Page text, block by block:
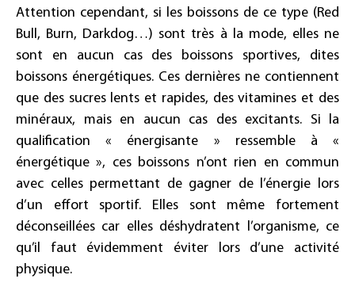
Attention cependant, si les boissons de ce type (Red
Bull, Burn, Darkdog…) sont très à la mode, elles ne
sont en aucun cas des boissons sportives, dites
boissons énergétiques. Ces dernières ne contiennent
que des sucres lents et rapides, des vitamines et des
minéraux, mais en aucun cas des excitants. Si la
qualification « énergisante » ressemble à «
énergétique », ces boissons n’ont rien en commun
avec celles permettant de gagner de l’énergie lors
d’un effort sportif. Elles sont même fortement
déconseillées car elles déshydratent l’organisme, ce
qu’il faut évidemment éviter lors d’une activité
physique.